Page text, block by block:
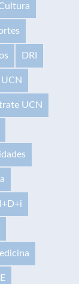
DRI
UCN
I+D+i